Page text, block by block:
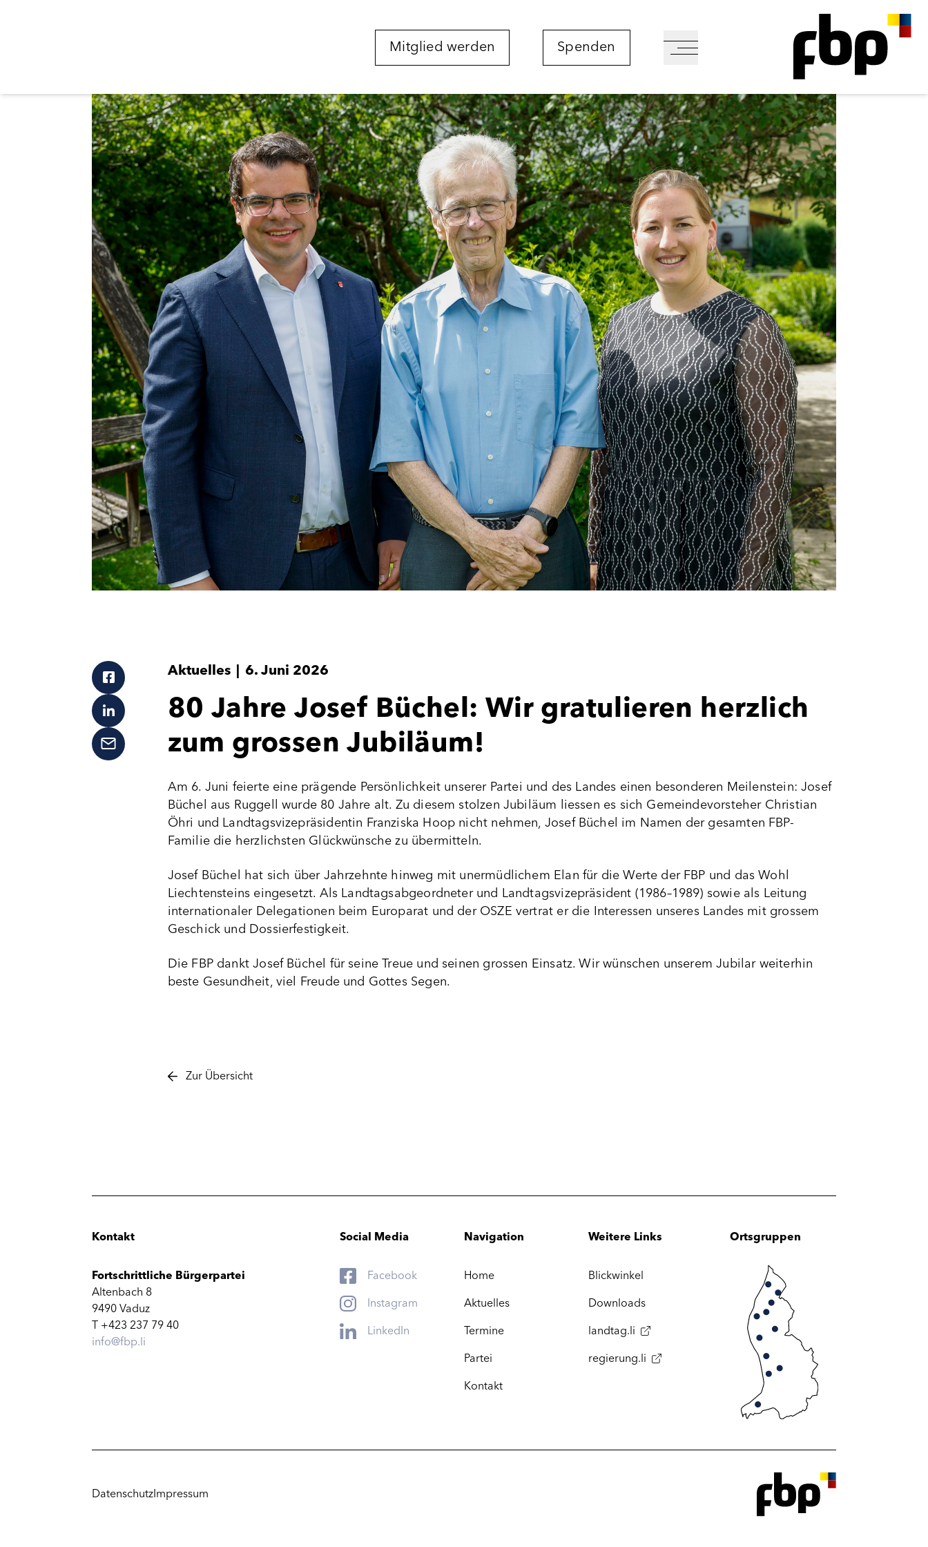
Mitglied werden Spenden
Aktuelles 6. Juni 2026
80 Jahre Josef Büchel: Wir gratulieren herzlich
zum grossen Jubiläum!
Am 6. Juni feierte eine prägende Persönlichkeit unserer Partei und des Landes einen besonderen Meilenstein: Josef
Büchel aus Ruggell wurde 80 Jahre alt. Zu diesem stolzen Jubiläum liessen es sich Gemeindevorsteher Christian
Öhri und Landtagsvizepräsidentin Franziska Hoop nicht nehmen, Josef Büchel im Namen der gesamten FBP-
Familie die herzlichsten Glückwünsche zu übermitteln.
Josef Büchel hat sich über Jahrzehnte hinweg mit unermüdlichem Elan für die Werte der FBP und das Wohl
Liechtensteins eingesetzt. Als Landtagsabgeordneter und Landtagsvizepräsident (1986–1989) sowie als Leitung
internationaler Delegationen beim Europarat und der OSZE vertrat er die Interessen unseres Landes mit grossem
Geschick und Dossierfestigkeit.
Die FBP dankt Josef Büchel für seine Treue und seinen grossen Einsatz. Wir wünschen unserem Jubilar weiterhin
beste Gesundheit, viel Freude und Gottes Segen.
Zur Übersicht
Kontakt
Fortschrittliche Bürgerpartei
Altenbach 8
9490 Vaduz
T +423 237 79 40
info@fbp.li
Social Media
Facebook
Instagram
LinkedIn
Navigation
Home
Aktuelles
Termine
Partei
Kontakt
Weitere Links
Blickwinkel
Downloads
landtag.li
regierung.li
Ortsgruppen
Datenschutz Impressum